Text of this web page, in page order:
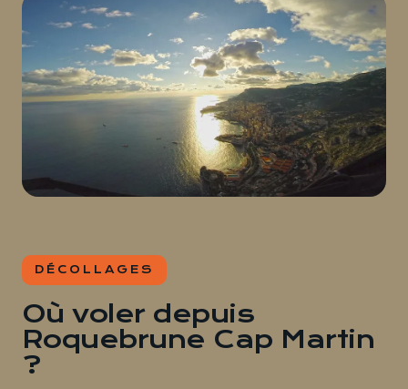
DÉCOLLAGES
Où voler depuis
Roquebrune Cap Martin
?